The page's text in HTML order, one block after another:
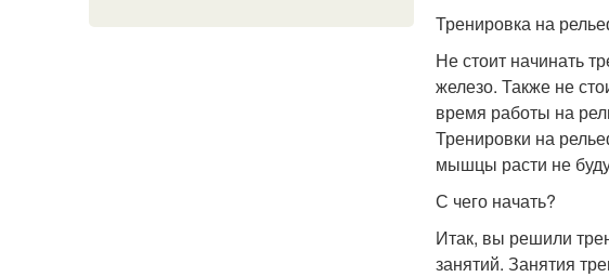
Тренировка на
Не стоит начинать
железо. Также не
время работы на
Тренировки на
мышцы расти не
С чего начать?
Итак, вы решили
занятий. Занятия